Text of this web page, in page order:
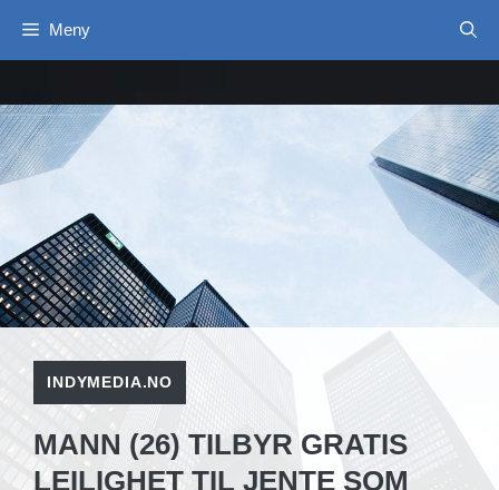
Meny
INDYMEDIA.NO
MANN (26) TILBYR GRATIS
LEILIGHET TIL JENTE SOM